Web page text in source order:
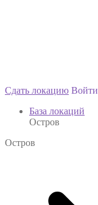
Сдать локацию Войти
База локаций
Остров
Остров